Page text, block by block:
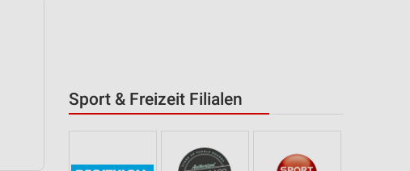
Sport & Freizeit Filialen